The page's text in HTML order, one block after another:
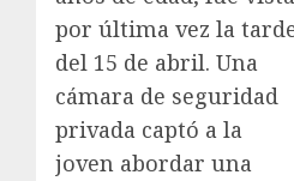
por última vez la
del 15 de abril. Una
cámara de seguridad
privada captó a la
joven abordar una